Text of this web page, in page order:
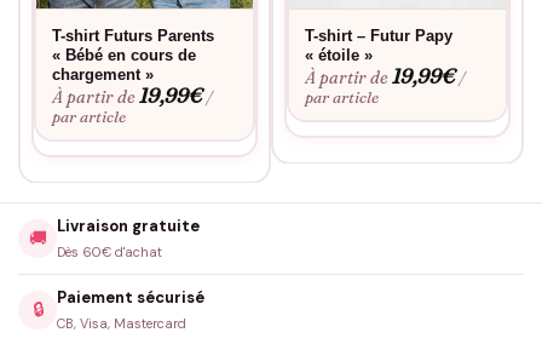
T-shirt Futurs Parents
« Bébé en cours de
chargement »
À partir de19,99€ /
par article
T-shirt – Futur Papy
« étoile »
À partir de19,99€ /
par article
🚚
Livraison gratuite
Dès 60€ d'achat
🔒
Paiement sécurisé
CB, Visa, Mastercard